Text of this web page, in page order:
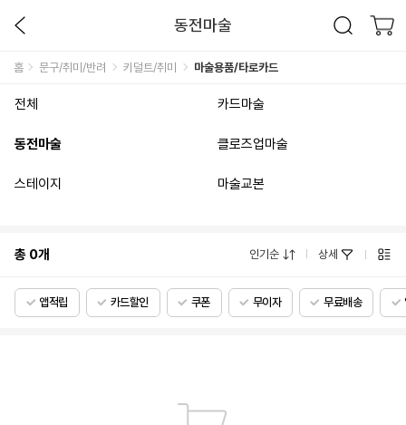
동전마술
홈 문구/취미/반려 키덜트/취미 마술용품/타로카드
전체 카드마술
동전마술 클로즈업마술
스테이지 마술교본
총 0개 인기순 상세
앱적립 카드할인 쿠폰 무이자 무료배송